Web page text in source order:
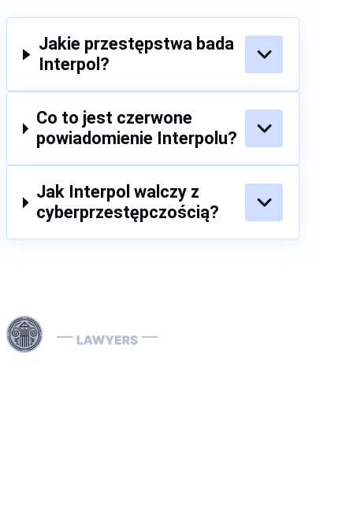
Jakie przestępstwa bada
Interpol?
Co to jest czerwone
powiadomienie Interpolu?
Jak Interpol walczy z
cyberprzestępczością?